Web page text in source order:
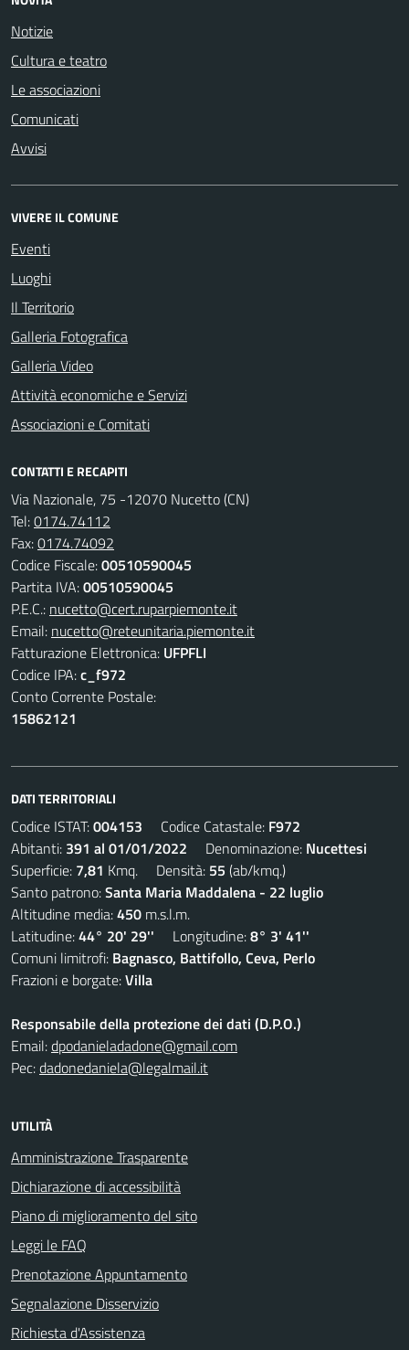
Notizie
Cultura e teatro
Le associazioni
Comunicati
Avvisi
VIVERE IL COMUNE
Eventi
Luoghi
Il Territorio
Galleria Fotografica
Galleria Video
Attività economiche e Servizi
Associazioni e Comitati
CONTATTI E RECAPITI
Via Nazionale, 75 -12070 Nucetto (CN)
Tel:0174.74112
Fax:0174.74092
Codice Fiscale:00510590045
Partita IVA:00510590045
P.E.C.: nucetto@cert.ruparpiemonte.it
Email: nucetto@reteunitaria.piemonte.it
Fatturazione Elettronica: UFPFLI
Codice IPA:c_f972
Conto Corrente Postale:
15862121
DATI TERRITORIALI
Codice ISTAT:004153 Codice Catastale: F972
Abitanti: 391 al 01/01/2022 Denominazione: Nucettesi
Superficie: 7,81 Kmq. Densità: 55 (ab/kmq.)
Santo patrono:Santa Maria Maddalena - 22 luglio
Altitudine media:450 m.s.l.m.
Latitudine:44° 20' 29'' Longitudine:8° 3' 41''
Comuni limitrofi: Bagnasco, Battifollo, Ceva, Perlo
Frazioni e borgate:Villa
Responsabile della protezione dei dati (D.P.O.)
Email:dpodanieladadone@gmail.com
Pec:dadonedaniela@legalmail.it
UTILITÀ
Amministrazione Trasparente
Dichiarazione di accessibilità
Piano di miglioramento del sito
Leggi le FAQ
Prenotazione Appuntamento
Segnalazione Disservizio
Richiesta d'Assistenza